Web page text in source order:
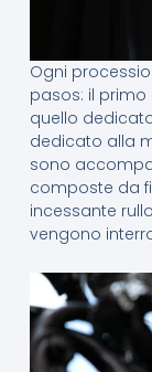
Ogni
pasos: il primo
quello
dedicato alla
sono
composte da
incessante
vengono